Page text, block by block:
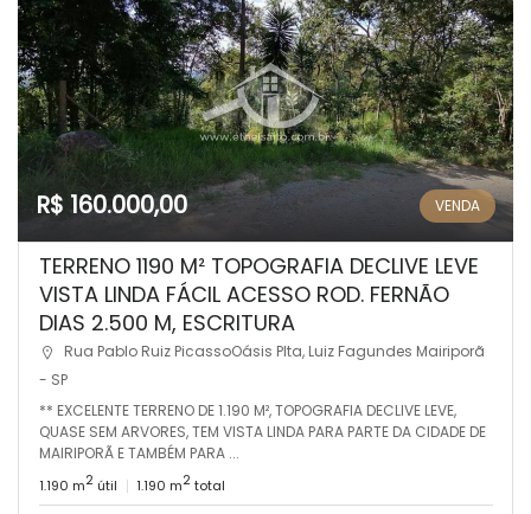
R$ 160.000,00 VENDA
TERRENO 1190 M² TOPOGRAFIA DECLIVE LEVE
VISTA LINDA FÁCIL ACESSO ROD. FERNÃO
DIAS 2.500 M, ESCRITURA
Rua Pablo Ruiz PicassoOásis Plta, Luiz Fagundes Mairiporã
- SP
** EXCELENTE TERRENO DE 1.190 M², TOPOGRAFIA DECLIVE LEVE,
QUASE SEM ARVORES, TEM VISTA LINDA PARA PARTE DA CIDADE DE
MAIRIPORÃ E TAMBÉM PARA ...
1.190 m2 útil 1.190 m2total